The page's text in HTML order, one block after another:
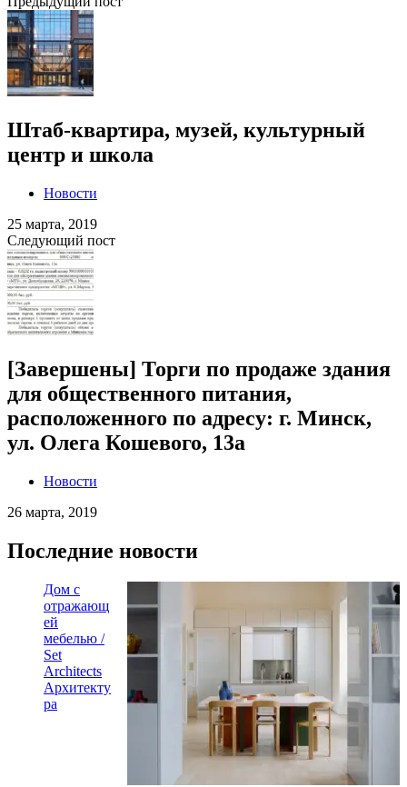
Штаб-квартира, музей, культурный
центр и школа
Новости
25 марта, 2019
Следующий пост
[Завершены] Торги по продаже здания
для общественного питания,
расположенного по адресу: г. Минск,
ул. Олега Кошевого, 13а
Новости
26 марта, 2019
Последние новости
Дом с
отражающ
ей
мебелью /
Set
Architects
Архитекту
ра